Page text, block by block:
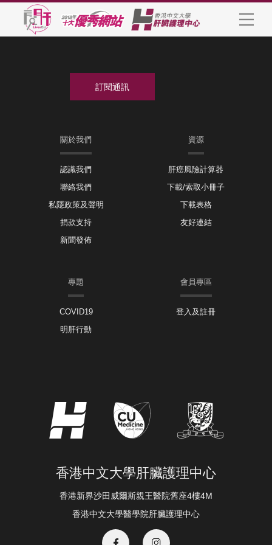
關於我們
認識我們
聯絡我們
私隱政策及聲明
捐款支持
新聞發佈
資源
肝癌風險計算器
下載/索取小冊子
下載表格
友好連結
專題
COVID19
明肝行動
會員專區
登入及註冊
香港中文大學肝臟護理中心
香港新界沙田威爾斯親王醫院舊座4樓4M
香港中文大學醫學院肝臟護理中心